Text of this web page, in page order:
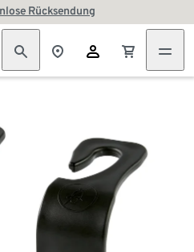
Rücksendung